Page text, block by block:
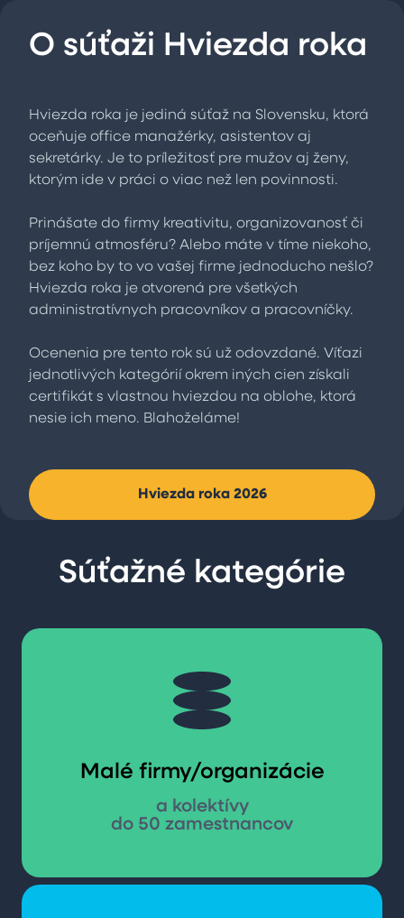
O súťaži Hviezda roka
Hviezda roka je jediná súťaž na Slovensku, ktorá
oceňuje office manažérky, asistentov aj
sekretárky. Je to príležitosť pre mužov aj ženy,
ktorým ide v práci o viac než len povinnosti.
Prinášate do firmy kreativitu, organizovanosť či
príjemnú atmosféru? Alebo máte v tíme niekoho,
bez koho by to vo vašej firme jednoducho nešlo?
Hviezda roka je otvorená pre všetkých
administratívnych pracovníkov a pracovníčky.
Ocenenia pre tento rok sú už odovzdané. Víťazi
jednotlivých kategórií okrem iných cien získali
certifikát s vlastnou hviezdou na oblohe, ktorá
nesie ich meno. Blahoželáme!
Hviezda roka 2026
Súťažné kategórie
Malé firmy/organizácie
a kolektívy
do 50 zamestnancov